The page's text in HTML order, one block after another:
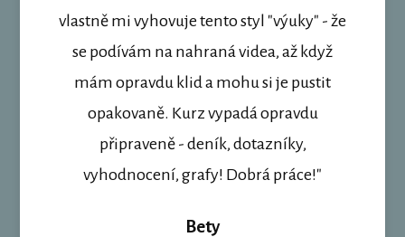
vlastně mi vyhovuje tento styl "výuky" - že
se podívám na nahraná videa, až když
mám opravdu klid a mohu si je pustit
opakovaně. Kurz vypadá opravdu
připraveně - deník, dotazníky,
vyhodnocení, grafy! Dobrá práce!"
Bety